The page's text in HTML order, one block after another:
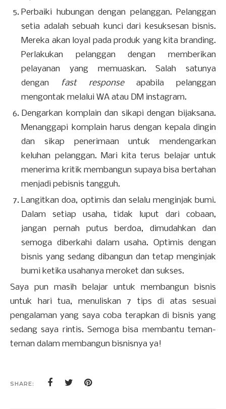
Perbaiki hubungan dengan pelanggan. Pelanggan
setia adalah sebuah kunci dari kesuksesan bisnis.
Mereka akan loyal pada produk yang kita branding.
Perlakukan pelanggan dengan memberikan
pelayanan yang memuaskan. Salah satunya
dengan fast responseapabila pelanggan
mengontak melalui WA atau DM instagram.
Dengarkan komplain dan sikapi dengan bijaksana.
Menanggapi komplain harus dengan kepala dingin
dan sikap penerimaan untuk mendengarkan
keluhan pelanggan. Mari kita terus belajar untuk
menerima kritik membangun supaya bisa bertahan
menjadi pebisnis tangguh.
Langitkan doa, optimis dan selalu menginjak bumi.
Dalam setiap usaha, tidak luput dari cobaan,
jangan pernah putus berdoa, dimudahkan dan
semoga diberkahi dalam usaha. Optimis dengan
bisnis yang sedang dibangun dan tetap menginjak
bumi ketika usahanya meroket dan sukses.
Saya pun masih belajar untuk membangun bisnis
untuk hari tua, menuliskan 7 tips di atas sesuai
pengalaman yang saya coba terapkan di bisnis yang
sedang saya rintis. Semoga bisa membantu teman-
teman dalam membangun bisnisnya ya!
SHARE: